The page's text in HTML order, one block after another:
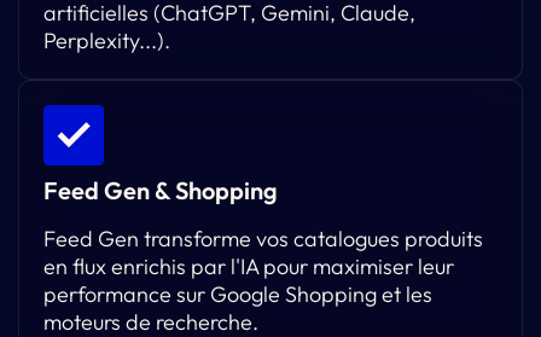
artificielles (ChatGPT, Gemini, Claude,
Perplexity...).
Feed Gen & Shopping
Feed Gen transforme vos catalogues produits
en flux enrichis par l'IA pour maximiser leur
performance sur Google Shopping et les
moteurs de recherche.